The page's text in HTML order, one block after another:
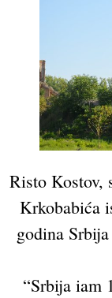
Risto Kostov,
Krkobabića
godina
“Srbija iam